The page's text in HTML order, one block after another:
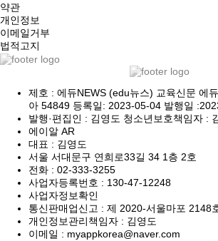
약관
개인정보
이메일거부
법적고지
제호 : 에듀NEWS (edu뉴스) 교육신문 에
아 54849 등록일: 2023-05-04 발행일
발행·편집인 : 김영도 청소년보호책임자 :
에이알 AR
대표 : 김영도
서울 서대문구 연희로33길 34 1층 2호
전화 : 02-333-3255
사업자등록번호 : 130-47-12248
사업자정보확인
통신판매업신고 : 제 2020-서울마포 2148
개인정보관리책임자 : 김영도
이메일 : myappkorea@naver.com